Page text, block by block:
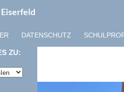
DATENSCHUTZ
ZU: